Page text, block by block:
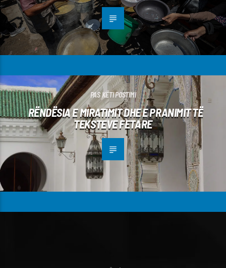
PAS KËTI POSTIMI
RËNDËSIA E MIRATIMIT DHE E PRANIMIT TË
TEKSTEVE FETARE